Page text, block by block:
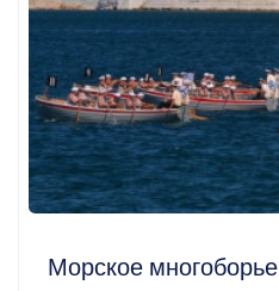
Морское многоборье